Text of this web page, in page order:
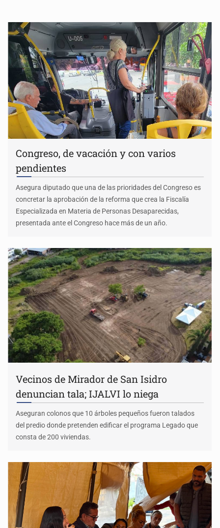
Congreso, de vacación y con varios
pendientes
Asegura diputado que una de las prioridades del Congreso es
concretar la aprobación de la reforma que crea la Fiscalía
Especializada en Materia de Personas Desaparecidas,
presentada ante el Congreso hace más de un año.
Vecinos de Mirador de San Isidro
denuncian tala; IJALVI lo niega
Aseguran colonos que 10 árboles pequeños fueron talados
del predio donde pretenden edificar el programa Legado que
consta de 200 viviendas.